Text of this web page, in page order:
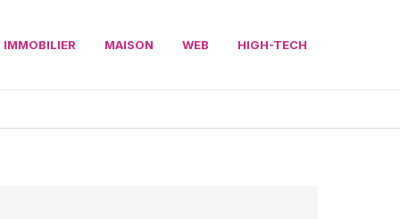
IMMOBILIER MAISON WEB HIGH-TECH